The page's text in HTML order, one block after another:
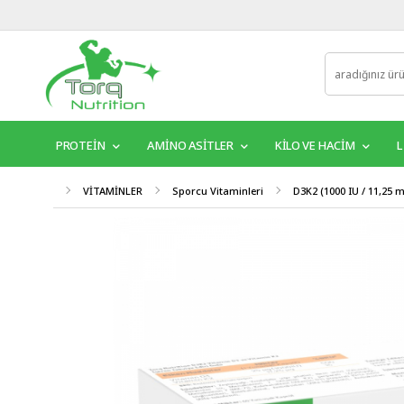
PROTEİN AMINO ASITLER KILO VE HACIM
VİTAMİNLER Sporcu Vitaminleri D3K2 (1000 IU / 11,25